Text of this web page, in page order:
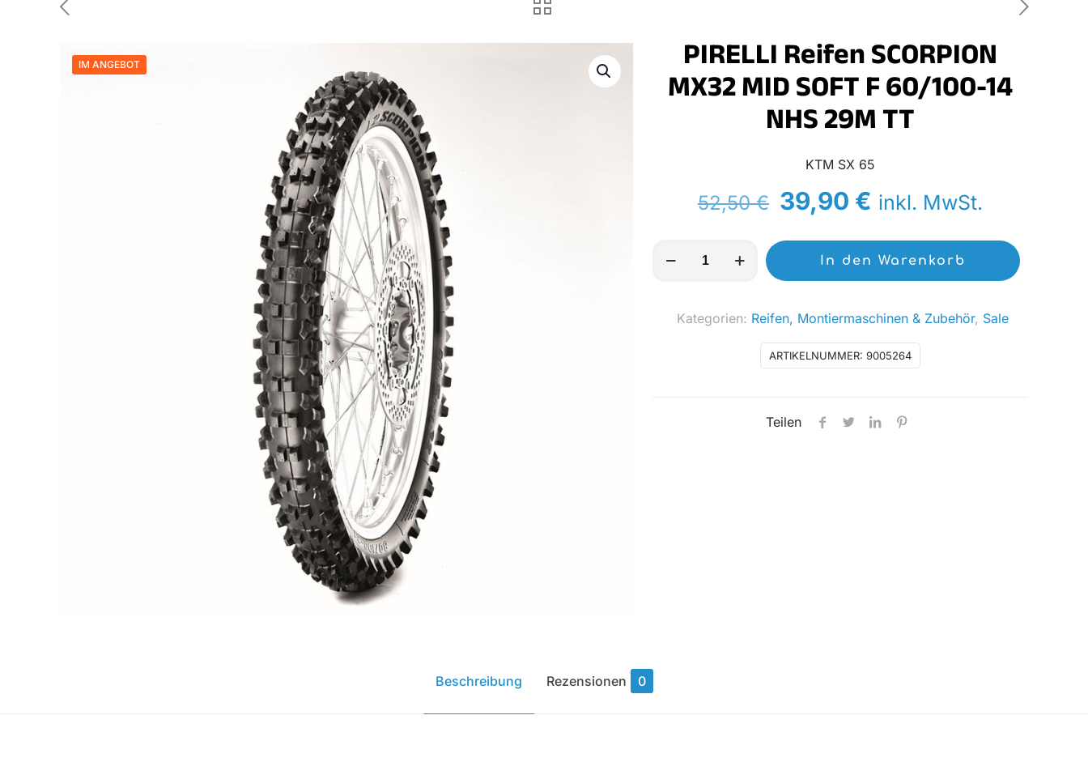
IM ANGEBOT PIRELLI Reifen SCORPION
MX32 MID SOFT F 60/100-14
NHS 29M TT
KTM SX 65
52,50€ Ursprünglicher
Preis
war:
52,50 €
39,90 € Aktueller
ist:
39,90 €.
inkl. MwSt.
MX32
In den Warenkorb
ARTIKELNUMMER: 9005264
Kategorien: Reifen, Montiermaschinen & Zubehör, Sale
Teilen
Beschreibung Rezensionen 0